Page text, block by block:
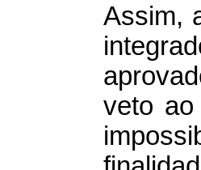
Assim,
veto